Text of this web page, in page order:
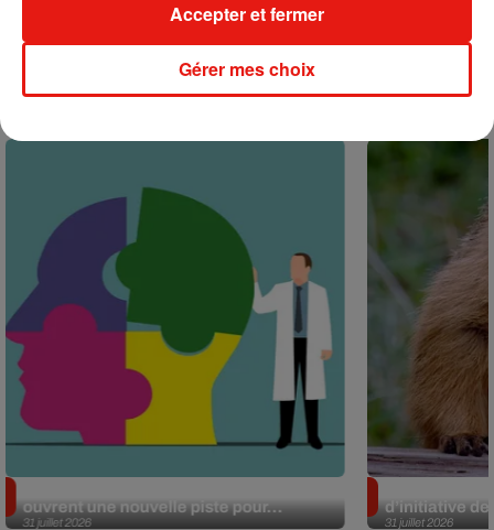
31 juillet 2026
ouvrent une nouvelle piste pour...
31 juillet 2026
d’initiative
Gérer mes choix
Accepter et fermer